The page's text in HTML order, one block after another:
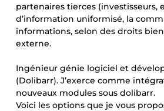
partenaires tierces (investisseurs,
d’information uniformisé, la
informations, selon des droits
externe.
Ingénieur génie logiciel et
(Dolibarr). J’exerce comme
nouveaux modules sous dolibarr.
Voici les options que je vous